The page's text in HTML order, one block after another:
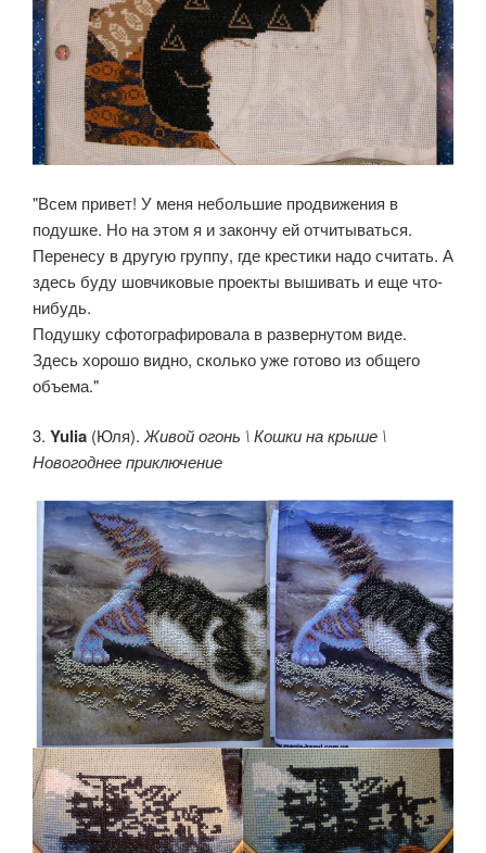
"Всем привет! У меня небольшие продвижения в
подушке. Но на этом я и закончу ей отчитываться.
Перенесу в другую группу, где крестики надо считать. А
здесь буду шовчиковые проекты вышивать и еще что-
нибудь.
Подушку сфотографировала в развернутом виде.
Здесь хорошо видно, сколько уже готово из общего
объема."
3. Yulia (Юля). Живой огонь \ Кошки на крыше \
Новогоднее приключение